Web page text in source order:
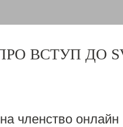
ВСТУП ДО
членство онлайн